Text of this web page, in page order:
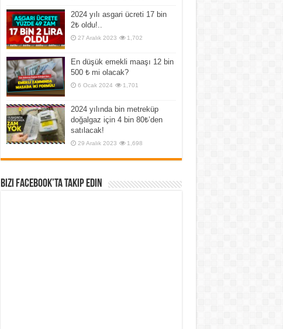
2024 yılı asgari ücreti 17 bin
2₺ oldu!..
27 Aralık 2023 1,702
En düşük emekli maaşı 12 bin
500 ₺ mi olacak?
6 Ocak 2024 1,701
2024 yılında bin metreküp
doğalgaz için 4 bin 80₺’den
satılacak!
29 Aralık 2023 1,698
Bizi Facebook’ta Takip Edin